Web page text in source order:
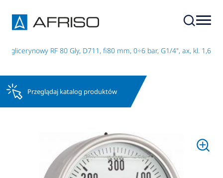
glicerynowy RF 80 Gly, D711, fi80 mm, 0÷6 bar, G1/4", ax, kl. 1,6
Przeglądaj katalog produktów